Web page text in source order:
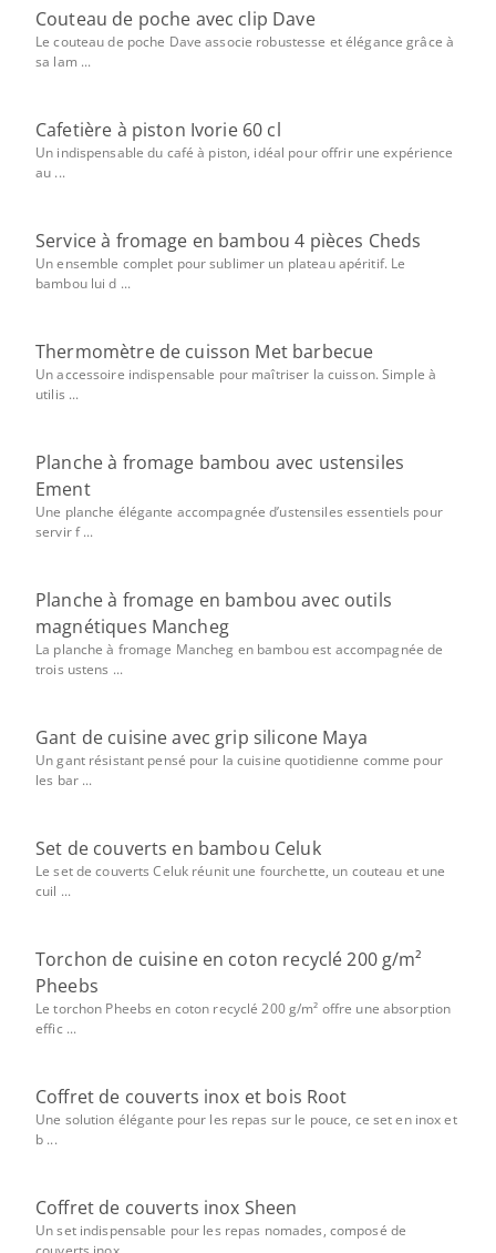
Couteau de poche avec clip Dave
Le couteau de poche Dave associe robustesse et élégance grâce à
sa lam ...
Cafetière à piston Ivorie 60 cl
Un indispensable du café à piston, idéal pour offrir une expérience
au ...
Service à fromage en bambou 4 pièces Cheds
Un ensemble complet pour sublimer un plateau apéritif. Le
bambou lui d ...
Thermomètre de cuisson Met barbecue
Un accessoire indispensable pour maîtriser la cuisson. Simple à
utilis ...
Planche à fromage bambou avec ustensiles
Ement
Une planche élégante accompagnée d’ustensiles essentiels pour
servir f ...
Planche à fromage en bambou avec outils
magnétiques Mancheg
La planche à fromage Mancheg en bambou est accompagnée de
trois ustens ...
Gant de cuisine avec grip silicone Maya
Un gant résistant pensé pour la cuisine quotidienne comme pour
les bar ...
Set de couverts en bambou Celuk
Le set de couverts Celuk réunit une fourchette, un couteau et une
cuil ...
Torchon de cuisine en coton recyclé 200 g/m²
Pheebs
Le torchon Pheebs en coton recyclé 200 g/m² offre une absorption
effic ...
Coffret de couverts inox et bois Root
Une solution élégante pour les repas sur le pouce, ce set en inox et
b ...
Coffret de couverts inox Sheen
Un set indispensable pour les repas nomades, composé de